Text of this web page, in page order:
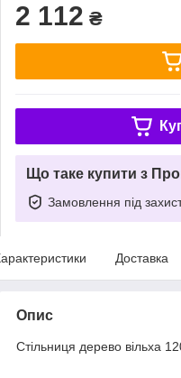
2 112 ₴
Що таке купити з
Замовлення під
Доставка
Опис
Стільниця дерево вільха